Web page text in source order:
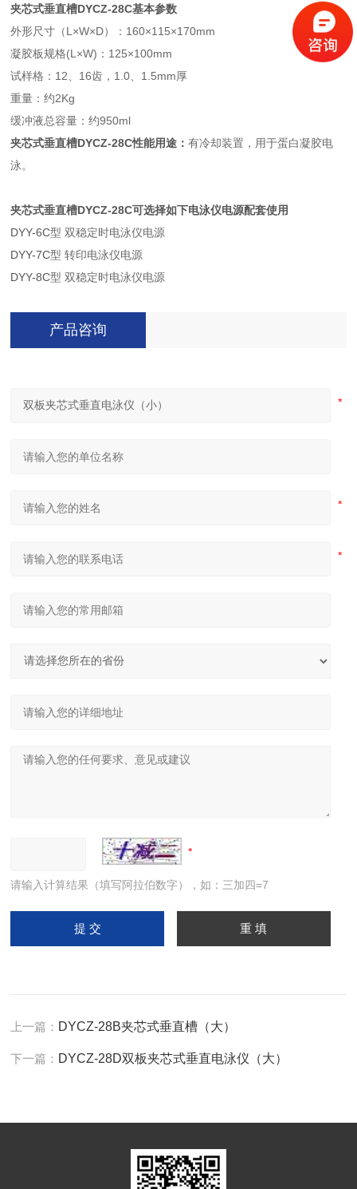
夹芯式垂直槽DYCZ-28C基本参数
外形尺寸（L×W×D）：160×115×170mm
凝胶板规格(L×W)：125×100mm
试样格：12、16齿，1.0、1.5mm厚
重量：约2Kg
缓冲液总容量：约950ml
夹芯式垂直槽DYCZ-28C性能用途：有冷却装置，用于蛋白凝胶电
泳。
夹芯式垂直槽DYCZ-28C可选择如下电泳仪电源配套使用
DYY-6C型 双稳定时电泳仪电源
DYY-7C型 转印电泳仪电源
DYY-8C型 双稳定时电泳仪电源
产品咨询
请输入计算结果（填写阿拉伯数字），如：三加四=7
上一篇： DYCZ-28B夹芯式垂直槽（大）
下一篇： DYCZ-28D双板夹芯式垂直电泳仪（大）